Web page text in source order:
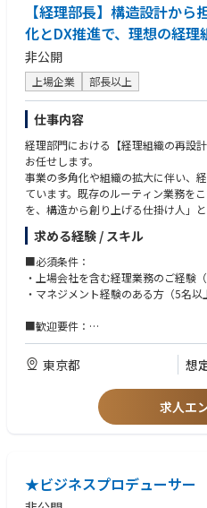
今まで以上にお客さまを理解し、AI
よく配信が行えるMA基盤を目指すプ
※顧客データの接続など個別のカス
す。
【Supershipについて】
Supershipは、「新たな価値を共創
る」というビジョンのもと、スター
ャレンジ精神、大企業のアセットを
ドスタートアップ企業です。
事業内容としては、Supershipが持
広告配信技術を基にした企業のデジ
ケティングソリューション事業」と
術で企業が持つデータや顧客接点の
ーション事業」を展開しています。
【関連記事】
https://supership.jp/business/
＜プロダクト部門トップ・執行役員
https://super-stories.com/n/
【将来的な役割・キャリアパス】
開発ディレクションで事業の解像度
より上流の「事業開発」へとキャリ
ます。
「事業の当事者」として、将来のプ
クトの方向性を定めるプロダクトマ
をお任せします。
・事業戦略・プロダクト戦略の立案:
ット（技術、データ）を活用した解
画・立案します。
・KGI/KPIの設計と事業モニタリング
【プロダクトについて】
現在取り組んでいるテーマの一つに
・新規MA/CRMツール
Supershipでは消費者のオフライン行
ンライン行動（Web閲覧や購買）情
メディア横断で顧客に最適なタイミ
ションを可能とする統合配信基盤と
※顧客データの接続など個別のカス
す。
・PowerPoint等を用いた、企画提案
・KPI設計、データ分析、市場調査な
経験
・プロダクトマネージャー（PdM）
る経験
【こんな方が向いています】
・ユーザーの成功に誰よりもこだわれ
・「なぜ？」を繰り返し問い、課題
・チームとしての成功を何よりも大
ュニ・ケーションができる方
・不確実性を楽しみ、変化に柔軟に
・生成AIなど、新たな技術へのキャ
【経理部長】構造設計か
化とDX推進で、理想の経理
非公開
上場企業 部長以上
仕事内容
経理部門における【経理組織の再設
お任せします。
事業の多角化や組織の拡大に伴い、
ています。既存のルーティン業務を
を、構造から創り上げる仕掛け人」
■ 具体的な業務内容
経理メンバーと丁寧なコミュニケー
ンを裁量を持って進めていただきま
- 属人化している業務プロセスの効率
・マネジメント・組織開発
- 経理メンバーの育成、スキルアップ
- 組織のモチベーションを高めるチー
※ 組織規模の特性上、現場の状況を
求める経験 / スキル
■必須条件：
・上場会社を含む経理業務のご経験（
・マネジメント経験のある方（5名以
■歓迎要件：
・システム導入のご経験がある方
・マネジメントで業務改善のご経験
東京都 想
求人エ
★ビジネスプロデューサー